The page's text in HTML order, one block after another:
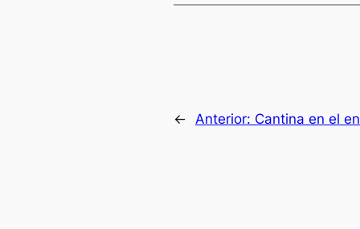
← Anterior: Cantina en el